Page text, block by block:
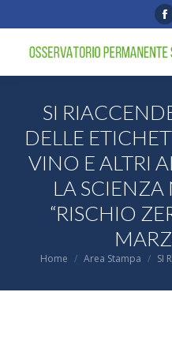
SI
DELLE
VINO E ALTRI
LA SCIENZA
“RISCHIO
You are here:
Home Area Stampa SI